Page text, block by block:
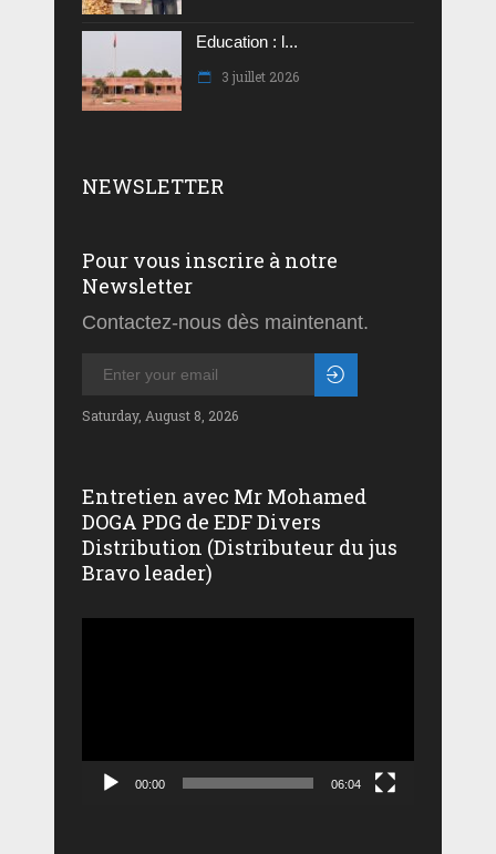
Education : l...
3 juillet 2026
NEWSLETTER
Pour vous inscrire à notre
Newsletter
Contactez-nous dès maintenant.
Saturday, August 8, 2026
Entretien avec Mr Mohamed
DOGA PDG de EDF Divers
Distribution (Distributeur du jus
Bravo leader)
00:00 06:04